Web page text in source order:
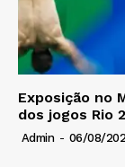
Exposição no
dos jogos Rio
Admin - 06/08/